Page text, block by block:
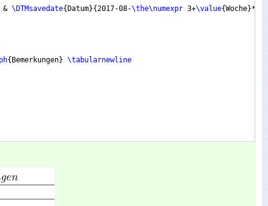
& \DTMsavedate{ Datum}{2017-08-\the\numexpr 3+\value{Woche}*7
{ Bemerkungen} \tabularnewline